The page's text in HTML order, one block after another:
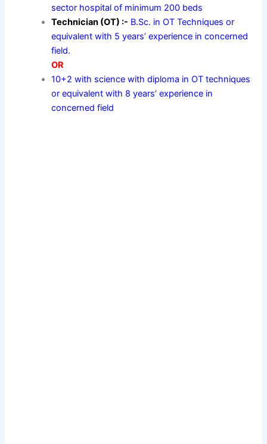
sector hospital of minimum 200 beds
Technician (OT) :- B.Sc. in OT Techniques or
equivalent with 5 years’ experience in concerned
field.
OR
10+2 with science with diploma in OT techniques
or equivalent with 8 years’ experience in
concerned field